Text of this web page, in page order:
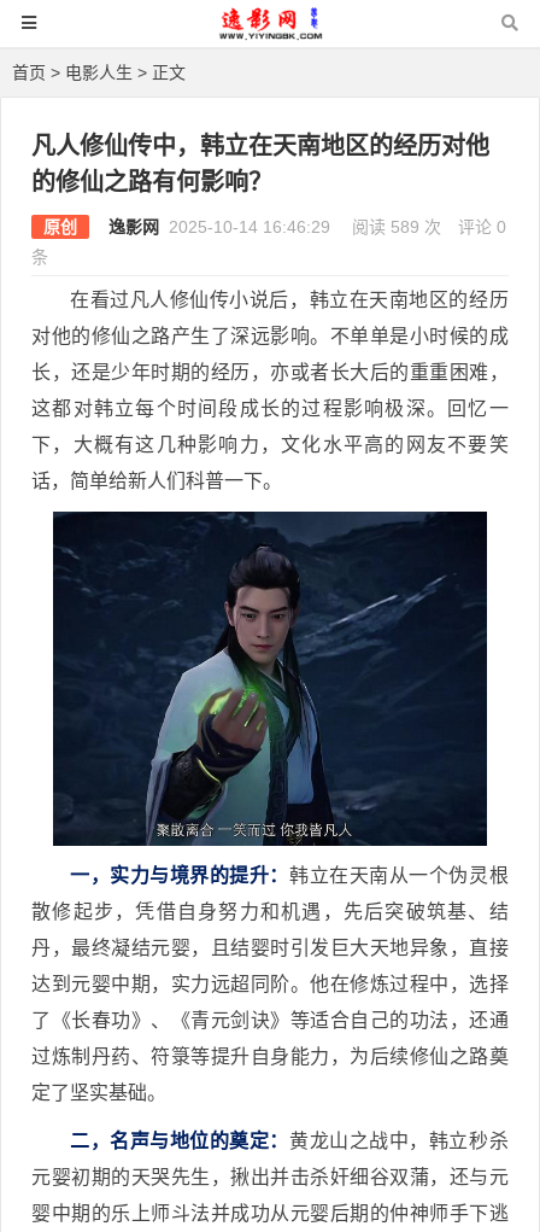
首页 > 电影人生 > 正文
凡人修仙传中，韩立在天南地区的经历对他
的修仙之路有何影响？
原创 逸影网 2025-10-14 16:46:29 阅读 589 次
评论 0
条
在看过凡人修仙传小说后，韩立在天南地区的经历
对他的修仙之路产生了深远影响。不单单是小时候的成
长，还是少年时期的经历，亦或者长大后的重重困难，
这都对韩立每个时间段成长的过程影响极深。回忆一
下，大概有这几种影响力，文化水平高的网友不要笑
话，简单给新人们科普一下。
一，实力与境界的提升：韩立在天南从一个伪灵根
散修起步，凭借自身努力和机遇，先后突破筑基、结
丹，最终凝结元婴，且结婴时引发巨大天地异象，直接
达到元婴中期，实力远超同阶。他在修炼过程中，选择
了《长春功》、《青元剑诀》等适合自己的功法，还通
过炼制丹药、符箓等提升自身能力，为后续修仙之路奠
定了坚实基础。
二，名声与地位的奠定： 黄龙山之战中，韩立秒杀
元婴初期的天哭先生，揪出并击杀奸细谷双蒲，还与元
婴中期的乐上师斗法并成功从元婴后期的仲神师手下逃